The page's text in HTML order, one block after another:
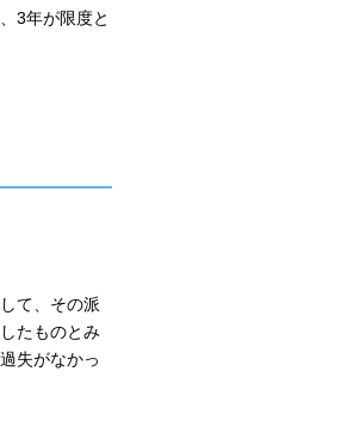
3年が限度と
て、その派
たものとみ
失がなかっ